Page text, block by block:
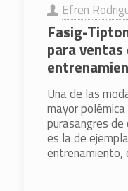
Efren
Fasig-
para
Una de las
mayor
purasangres
es la de
entrenamiento,